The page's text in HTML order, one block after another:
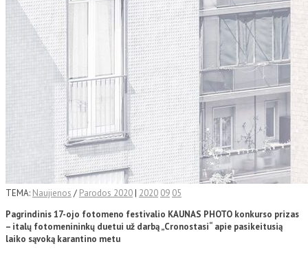
TEMA: Naujienos / Parodos 2020| 2020 09 05
Pagrindinis 17-ojo fotomeno festivalio KAUNAS PHOTO konkurso prizas
– italų fotomenininkų duetui už darbą „Cronostasi“ apie pasikeitusią
laiko sąvoką karantino metu